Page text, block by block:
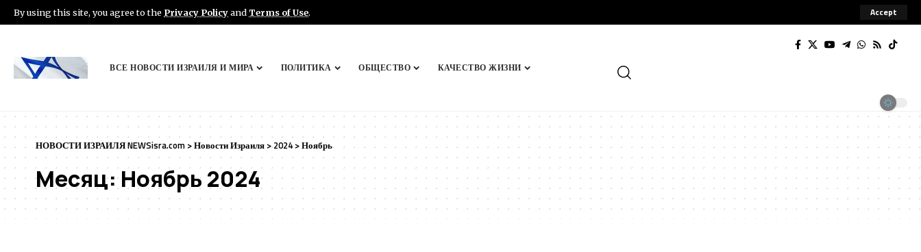
By using this site, you agree to the Privacy Policyand Terms of Use. Accept
ВСЕ НОВОСТИ ИЗРАИЛЯ И МИРА ПОЛИТИКА ОБЩЕСТВО КАЧЕСТВО ЖИЗНИ
НОВОСТИ ИЗРАИЛЯ NEWSisra.com >Новости Израиля >2024>Ноябрь
Месяц:Ноябрь 2024